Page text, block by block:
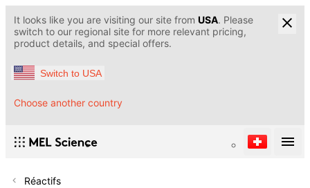
It looks like you are visiting our site from USA. Please
switch to our regional site for more relevant pricing,
product details, and special offers.
Switch to USA
Choose another country
Réactifs